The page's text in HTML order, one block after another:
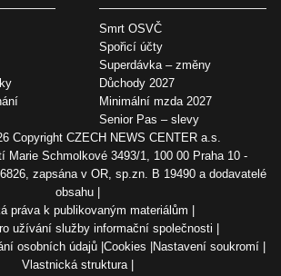
Smrt OSVČ
Spořicí účty
Superdávka – změny
Důchody 2027
Minimální mzda 2027
Senior Pas – slevy
Copyright CZECH NEWS CENTER a.s.
Marie Schmolkové 3493/1, 100 00 Praha 10 -
zapsána v OR, sp.zn. B 19490 a dodavatelé
obsahu
práva k publikovaným materiálům
užívání služby informační společnosti
osobních údajů Cookies
Nastavení soukromí
Vlastnická struktura